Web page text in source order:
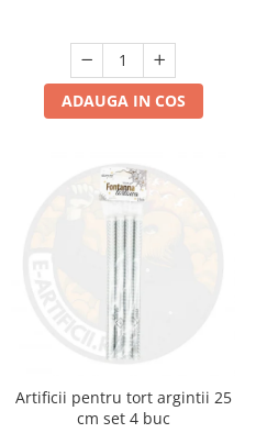
ADAUGA IN COS
Artificii pentru tort argintii 25
cm set 4 buc